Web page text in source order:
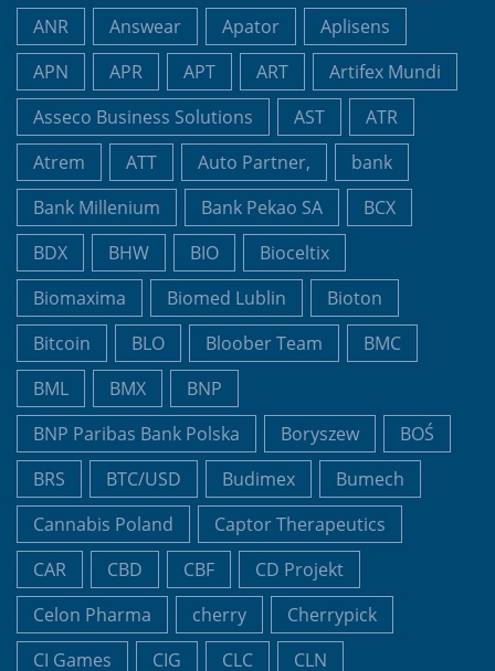
ANR
Answear Apator
Aplisens
APN
APR APT ART
Artifex Mundi
Asseco Business Solutions
AST
ATR
Atrem
ATT Auto Partner,
bank
Bank Millenium
Bank Pekao SA
BCX
BDX
BHW BIO
Bioceltix
Biomaxima
Biomed Lublin
Bioton
Bitcoin
BLO Bloober Team
BMC
BML
BMX
BNP
BNP Paribas Bank Polska
Boryszew
BOŚ
BRS
BTC/USD Budimex
Bumech
Cannabis Poland
Captor Therapeutics
CAR
CBD CBF
CD Projekt
Celon Pharma
cherry
Cherrypick
CI Games
CIG CLC
CLN